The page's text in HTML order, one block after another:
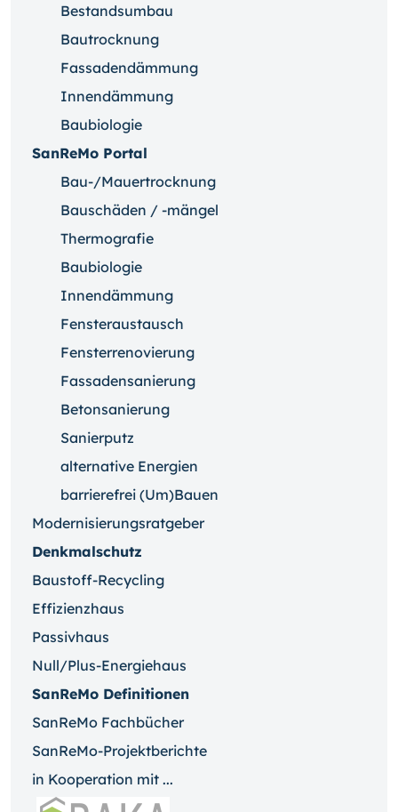
Bestandsumbau
Bautrocknung
Fassadendämmung
Innendämmung
Baubiologie
SanReMo Portal
Bau-/Mauertrocknung
Bauschäden / -mängel
Thermografie
Baubiologie
Innendämmung
Fensteraustausch
Fensterrenovierung
Fassadensanierung
Betonsanierung
Sanierputz
alternative Energien
barrierefrei (Um)Bauen
Modernisierungsratgeber
Denkmalschutz
Baustoff-Recycling
Effizienzhaus
Passivhaus
Null/Plus-Energiehaus
SanReMo Definitionen
SanReMo Fachbücher
SanReMo-Projektberichte
in Kooperation mit ...